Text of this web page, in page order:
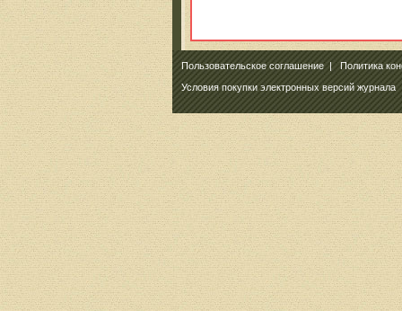
Пользовательское соглашение|Политика
Условия покупки электронных версий журнала